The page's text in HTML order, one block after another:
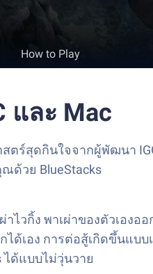
How to Play
และ Mac
สตร์สุดกินใจจากผู้พัฒนา
ด้วย BlueStacks
ไวกิ้ง พาเผ่าของตัวเอง
ได้เอง การต่อสู้เกิดขึ้นแ
ได้แบบไม่วุ่นวาย